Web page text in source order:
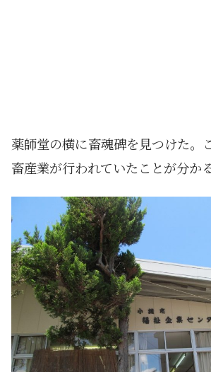
薬師堂の横に畜魂碑を見つけた。
畜産業が行われていたことが分かる